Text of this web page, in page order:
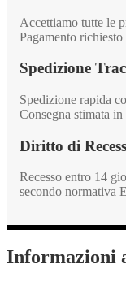
Accettiamo tutte le
Pagamento
Spedizione
Spedizione rapida
Consegna stimata
Diritto di
Recesso entro 14
secondo normativa
Informazioni